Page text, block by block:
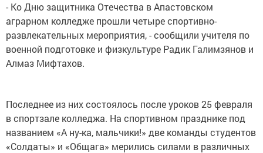
- Ко Дню защитника Отечества в Апастовском
аграрном колледже прошли четыре спортивно-
развлекательных мероприятия, - сообщили учителя по
военной подготовке и физкультуре Радик Галимзянов и
Алмаз Мифтахов.
Последнее из них состоялось после уроков 25 февраля
в спортзале колледжа. На спортивном празднике под
названием «А ну-ка, мальчики!» две команды студентов
«Солдаты» и «Общага» мерились силами в различных